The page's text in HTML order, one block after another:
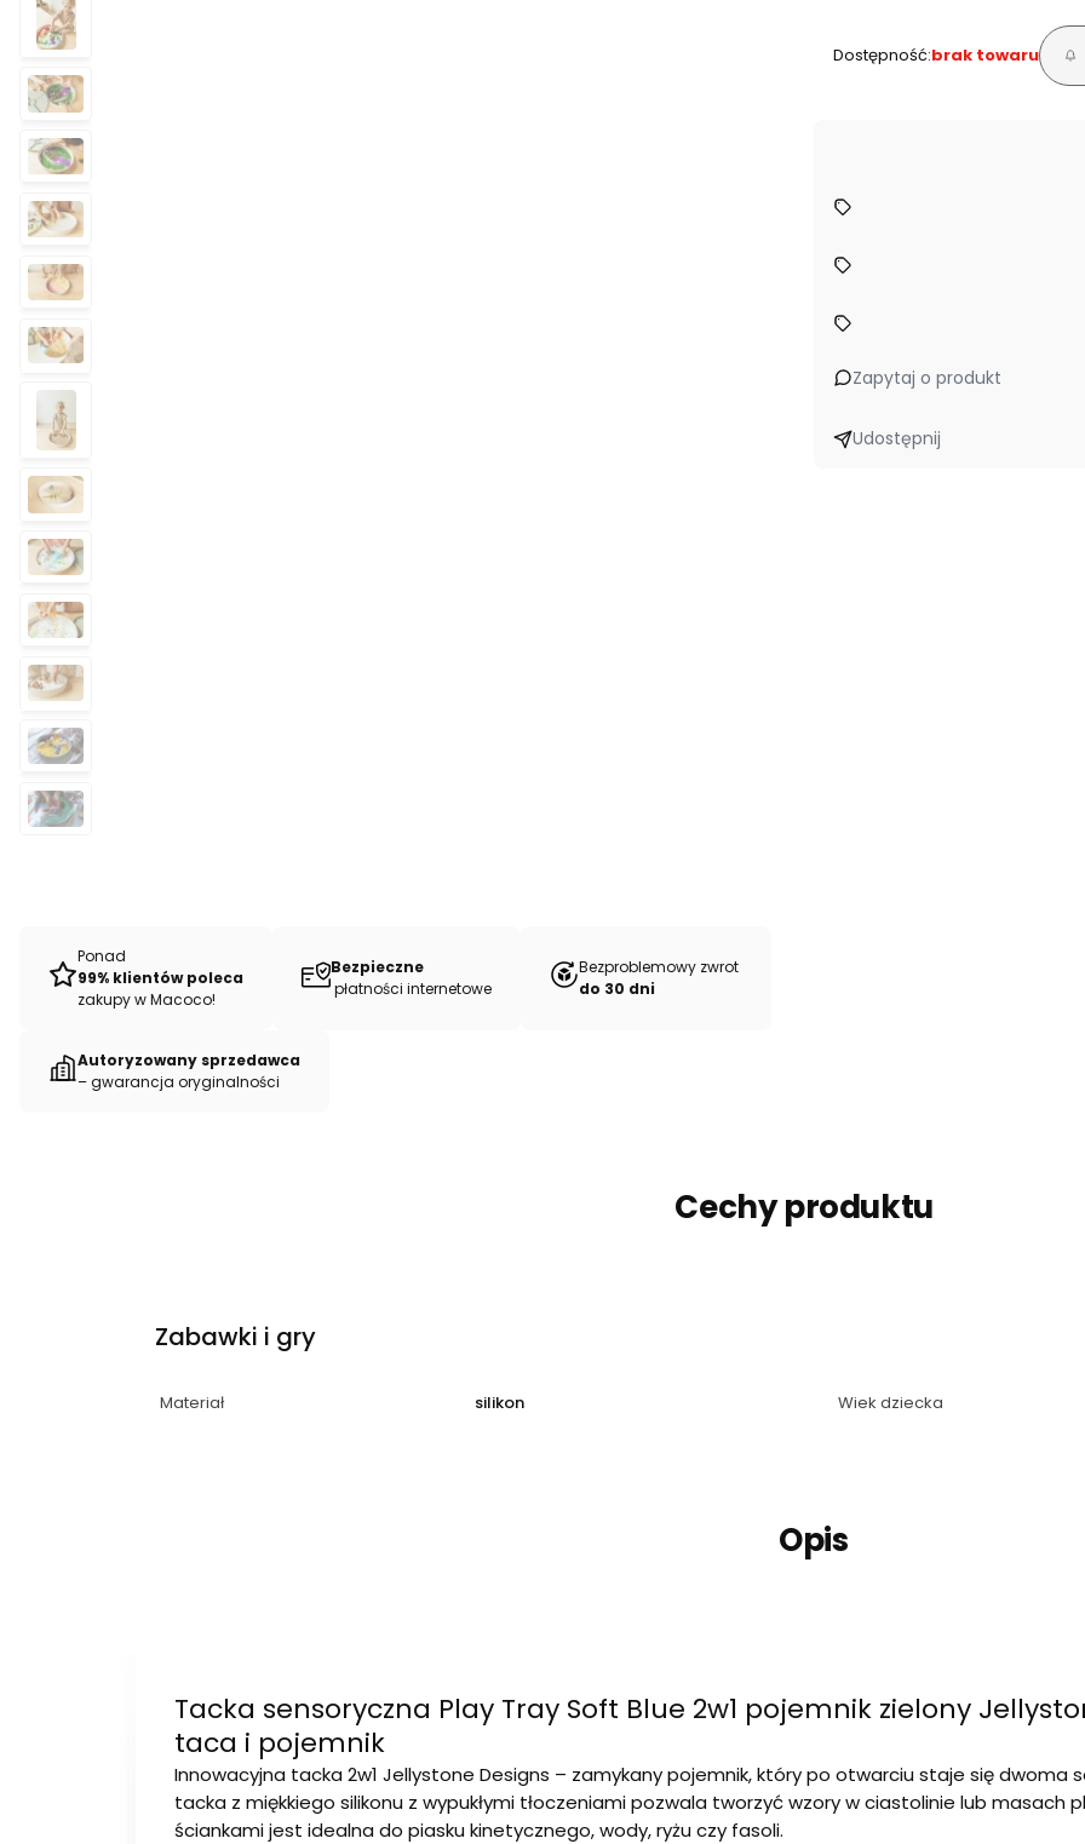
Ponad
99% klientów poleca
zakupy w Macoco!
Bezpieczne
płatności internetowe
Bezproblemowy zwrot
do 30 dni
Autoryzowany sprzedawca
– gwarancja oryginalności
Dostępność:brak towaru
Zapytaj o produkt
Udostępnij
Cechy produktu
Zabawki i gry
Materiał silikon Wiek dziecka
Opis
Tacka sensoryczna Play Tray Soft Blue 2w1 pojemnik zielony
taca i pojemnik
Innowacyjna tacka 2w1 Jellystone Designs – zamykany pojemnik, który po otwarciu staje się dwoma
tacka z miękkiego silikonu z wypukłymi tłoczeniami pozwala tworzyć wzory w ciastolinie lub masach
ściankami jest idealna do piasku kinetycznego, wody, ryżu czy fasoli.